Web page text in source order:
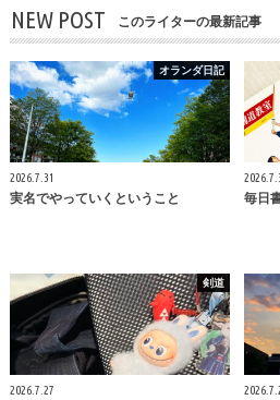
NEW POST このライターの最新記事
オランダ日記
2026.7.31
実名でやっていくということ 毎日
剣道
2026.7.27